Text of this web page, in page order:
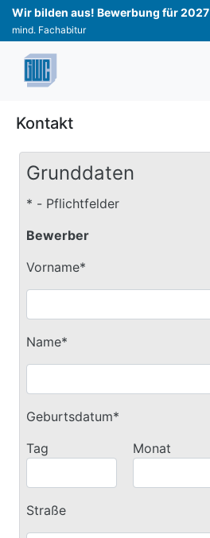
Skip
content
Wir bilden aus! Bewerbung für 2027
mind. Fachabitur
Kontakt
Grunddaten
* - Pflichtfelder
Bewerber
Vorname*
Name*
Geburtsdatum*
Tag
Monat
Straße